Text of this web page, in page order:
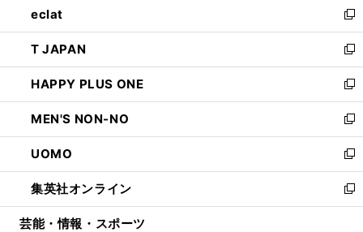
く
で
開
く
ド
ウ
で
開
く
ィ
ン
ド
ウ
で
開
く
い
ウ
ィ
ン
ド
ウ
で
開
く
eclat
新
し
い
ウ
ィ
ン
ド
ウ
で
開
く
T JAPAN
新
し
い
ウ
ィ
ン
ド
ウ
で
開
HAPPY PLUS ONE
新
し
い
ウ
ィ
ン
ド
ウ
MEN'S NON-NO
新
し
い
ウ
ィ
ン
UOMO
新
し
い
ウ
集英社オンライン
新
し
芸能・情報・スポーツ